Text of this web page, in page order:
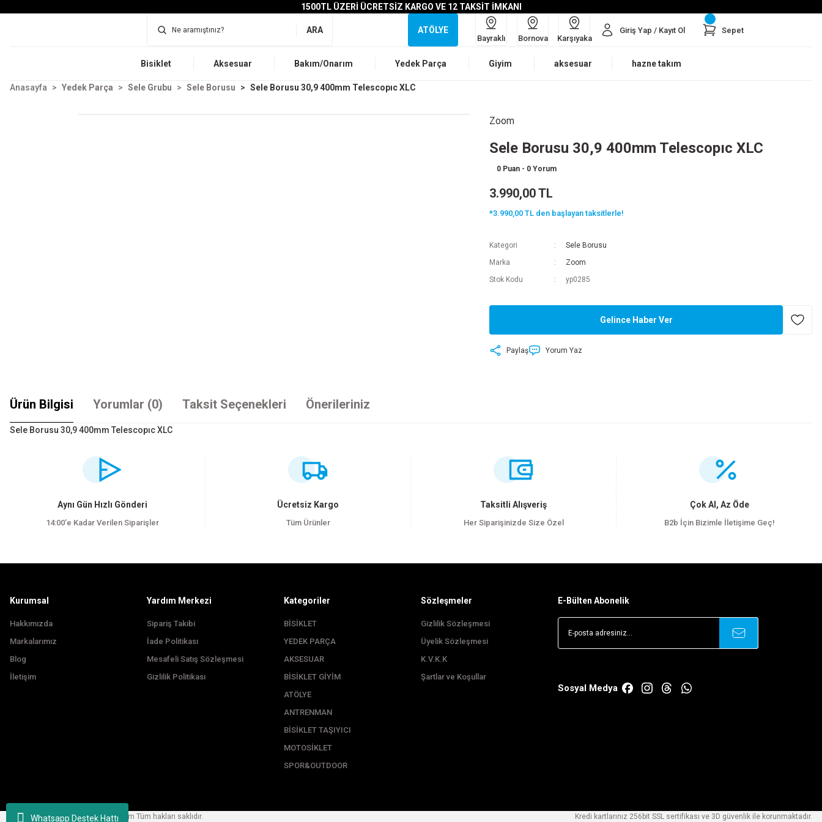
Whatsapp Destek Hattı
1500TL ÜZERİ ÜCRETSİZ KARGO VE 12 TAKSİT İMKANI
ARA ATÖLYE
Bayraklı Bornova Karşıyaka
Giriş Yap / Kayıt Ol Sepet
Bisiklet Aksesuar Bakım/Onarım Yedek Parça Giyim aksesuar hazne takım
Anasayfa Yedek Parça Sele Grubu Sele Borusu Sele Borusu 30,9 400mm Telescopıc XLC
Zoom
Sele Borusu 30,9 400mm Telescopıc XLC
0 Puan - 0 Yorum
3.990,00 TL
*3.990,00 TL den başlayan taksitlerle!
Kategori
Sele Borusu
Marka
Zoom
Stok Kodu
yp0285
Gelince Haber Ver
Paylaş Yorum Yaz
Ürün Bilgisi Yorumlar (0) Taksit Seçenekleri Önerileriniz
Sele Borusu 30,9 400mm Telescopıc XLC
Görüş ve önerileriniz için teşekkür ederiz.
Ürün açıklamasında eksik bilgiler bulunuyor.
Ürün bilgilerinde hatalar bulunuyor.
Aynı Gün Hızlı Gönderi
14:00’e Kadar Verilen Siparişler
Ücretsiz Kargo
Tüm Ürünler
Taksitli Alışveriş
Her Siparişinizde Size Özel
Çok Al, Az Öde
B2b İçin Bizimle İletişime Geç!
Kurumsal
Hakkımızda
Markalarımız
Blog
İletişim
Yardım Merkezi
Sipariş Takibi
İade Politikası
Mesafeli Satış Sözleşmesi
Gizlilik Politikası
Kategoriler
BİSİKLET
YEDEK PARÇA
AKSESUAR
BİSİKLET GİYİM
ATÖLYE
ANTRENMAN
BİSİKLET TAŞIYICI
MOTOSİKLET
SPOR&OUTDOOR
Sözleşmeler
Gizlilik Sözleşmesi
Üyelik Sözleşmesi
K.V.K.K
Şartlar ve Koşullar
E-Bülten Abonelik
Sosyal Medya
Copyright © 2024, korfezbisiklet.com Tüm hakları saklıdır. Kredi kartlarınız 256bit SSL sertifikası ve 3D güvenlik ile korunmaktadır.